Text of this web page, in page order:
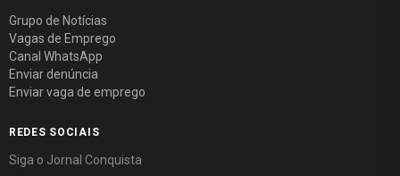
Grupo de Notícias
Vagas de Emprego
Canal WhatsApp
Enviar denúncia
Enviar vaga de emprego
REDES SOCIAIS
Siga o Jornal Conquista